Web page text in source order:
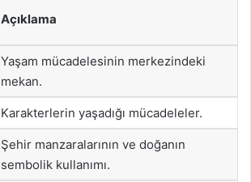
Açıklama
Yaşam mücadelesinin merkezindeki
mekan.
Karakterlerin yaşadığı mücadeleler.
Şehir manzaralarının ve doğanın
sembolik kullanımı.